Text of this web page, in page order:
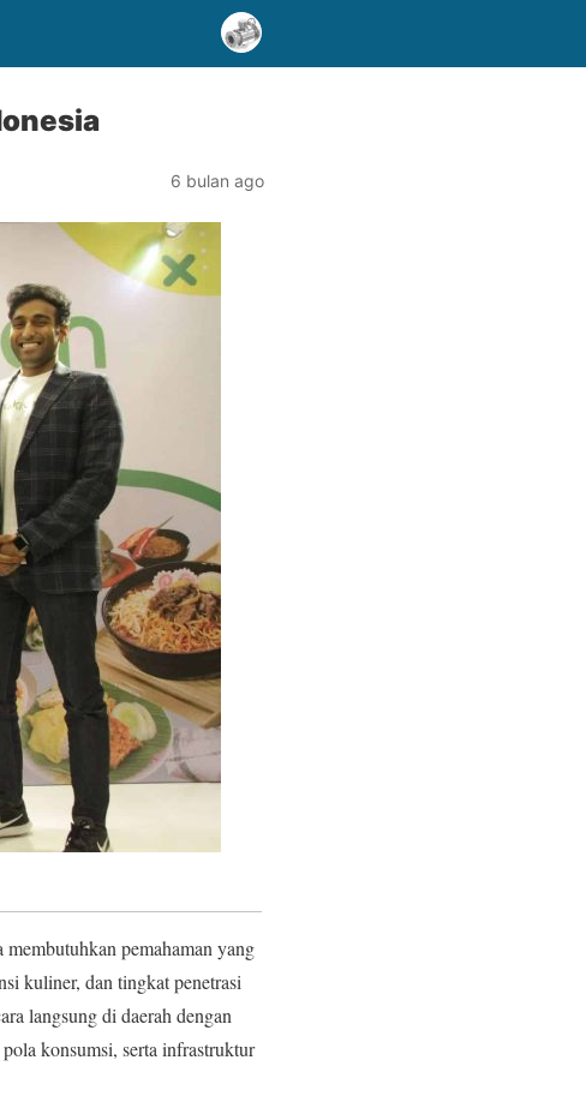
6 bulan ago
pemahaman yang
kuliner, dan tingkat penetrasi
langsung di daerah dengan
konsumsi, serta infrastruktur